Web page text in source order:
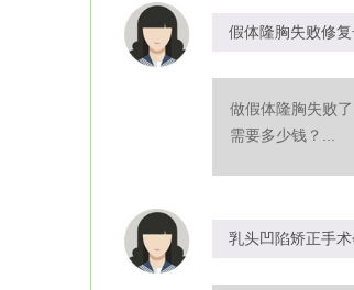
假体隆胸失败修
做假体隆胸失败
需要多少钱？...
乳头凹陷矫正手